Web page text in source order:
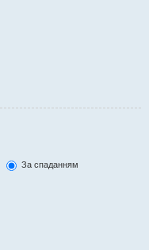
За спаданням